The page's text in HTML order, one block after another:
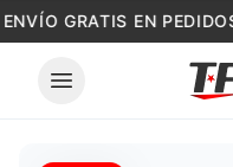
Skip to content
GRATIS EN